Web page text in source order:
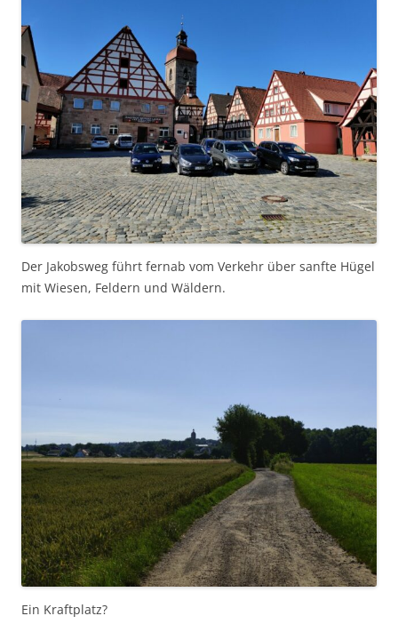
Der Jakobsweg führt fernab vom Verkehr über sanfte Hügel
mit Wiesen, Feldern und Wäldern.
Ein Kraftplatz?